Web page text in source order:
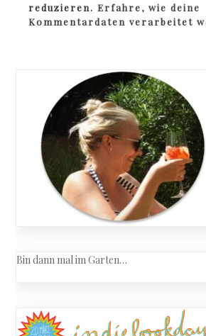
reduzieren.Erfahre, wie deine
Kommentardaten verarbeitet
Bin dann mal im Garten…